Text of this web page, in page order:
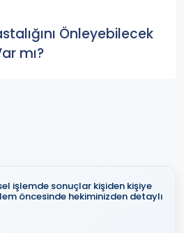
Önleyebilecek
mı?
işlemde sonuçlar kişiden kişiye
öncesinde hekiminizden detaylı